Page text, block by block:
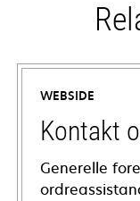
WEBSIDE
Kontakt
Generelle